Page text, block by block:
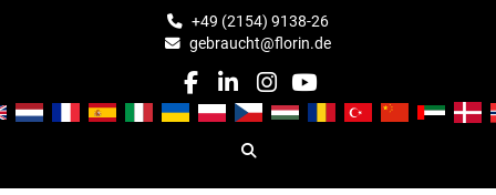
+49 (2154) 9138-26
gebraucht@florin.de
facebook
linkedin
instagram
youtube
Suche